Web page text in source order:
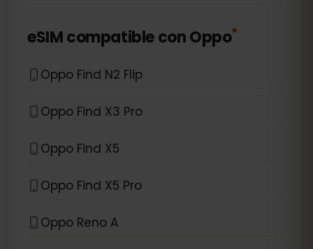
eSIM compatible conOppo*
Oppo Find N2 Flip
Oppo Find X3 Pro
Oppo Find X5
Oppo Find X5 Pro
Oppo Reno A